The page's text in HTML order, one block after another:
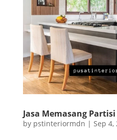
Jasa Memasang
by pstinteriormdn | Sep 4,